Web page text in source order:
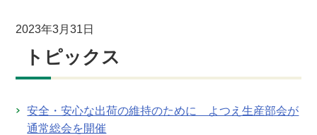
2023年3月31日
トピックス
安全・安心な出荷の維持のために よつえ生産部会が
通常総会を開催